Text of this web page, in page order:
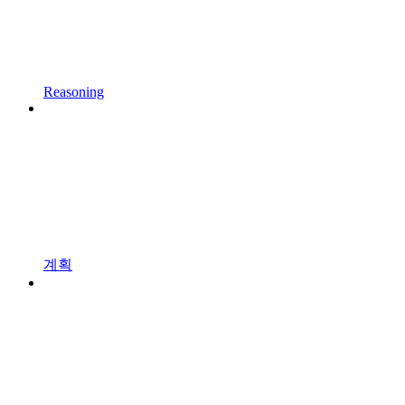
Reasoning
계획